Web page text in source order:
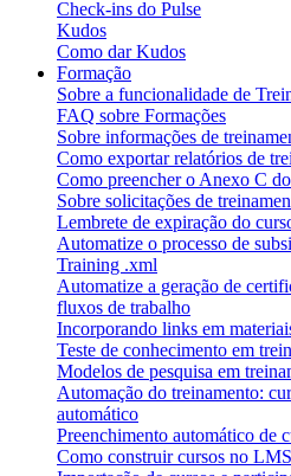
Check-ins do Pulse
Kudos
Como dar Kudos
Formação
Sobre a funcionalidade de
FAQ sobre Formações
Sobre informações de
Como exportar relatórios de
Como preencher o Anexo C
Sobre solicitações de
Lembrete de expiração do
Automatize o processo de
Training .xml
Automatize a geração de
fluxos de trabalho
Incorporando links em
Teste de conhecimento em
Modelos de pesquisa em
Automação do treinamento:
automático
Preenchimento automático de
Como construir cursos no